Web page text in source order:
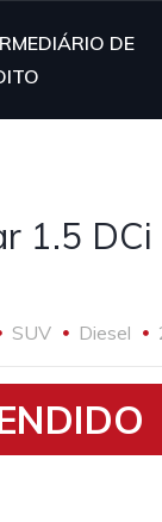
DE
1.5 DCi
SUV Diesel